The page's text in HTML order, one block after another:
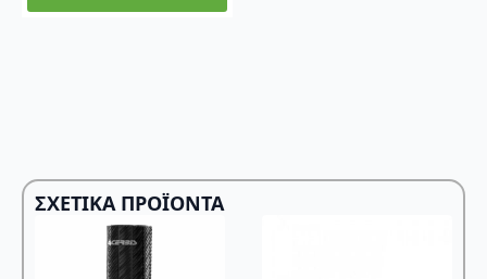
ΣΧΕΤΙΚΆ ΠΡΟΪΌΝΤΑ